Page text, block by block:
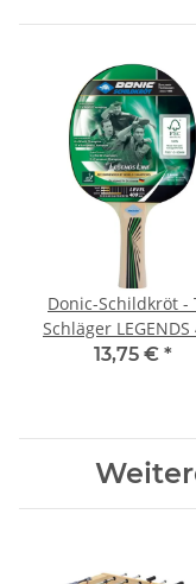
Donic-Schildkröt -
Schläger LEGENDS
13,75 € *